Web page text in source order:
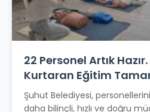
22 Personel Artık
Kurtaran Eğitim
Şuhut Belediyesi,
daha bilinçli, hızlı ve doğru